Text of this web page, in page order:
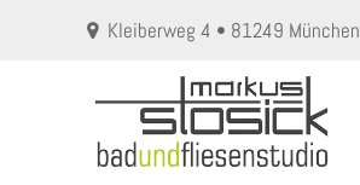
Kleiberweg 4 • 81249 München